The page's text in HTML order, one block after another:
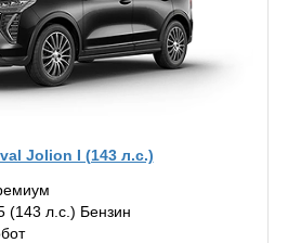
Jolion I (143 л.с.)
(143 л.с.) Бензин